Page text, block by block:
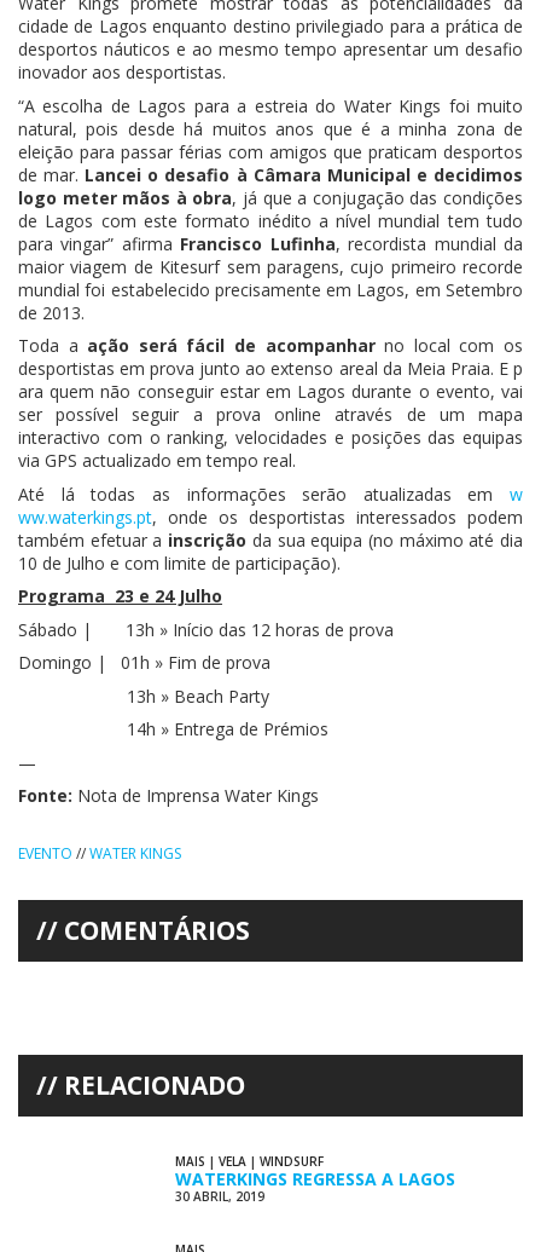
cidade de Lagos enquanto destino privilegiado para a prática de
desportos náuticos​ e ao mesmo tempo apresentar um d​esafio
inovador aos desportistas.​
“A escolha de Lagos para a estreia do Water Kings foi muito
natural, pois desde há muitos anos que é a minha zona de
eleição para passar férias com amigos que praticam desportos
de mar. Lancei o desafio à Câmara Municipal e decidimos
logo meter mãos à obra, já que a conjugação das condições
de Lagos com este formato inédito a nível mundial tem tudo
para vingar” ­​afirma Francisco Lufinha, recordista mundial da
maior viagem de Kitesurf sem paragens, cujo primeiro recorde
mundial foi estabelecido precisamente em Lagos, em Setembro
de 2013.
Toda a ação será fácil de acompanharno local com os
desportistas em prova junto ao extenso areal da Meia Praia. E p​
ara quem não conseguir estar em Lagos durante o evento, vai
ser possível ​seguir a prova online através de um mapa
interactivo com o ranking, velocidades e posições das equipas
via GPS actualizado em tempo real.
Até lá todas as informações serão atualizadas em w​
ww.waterkings.pt,​ onde os desportistas interessados podem
também efetuar a inscrição da sua equipa (no máximo​ até dia
10 de Julho ​e com limite de participação).
Programa ­ 23 e 24 Julho
Sábado | 13h » Início das 12 horas de prova
Domingo | 01h » Fim de prova
13h » Beach Party
14h » Entrega de Prémios
—
Fonte: Nota de Imprensa Water Kings
EVENTO //WATER KINGS
COMENTÁRIOS
RELACIONADO
MAIS | VELA | WINDSURF
WATERKINGS REGRESSA A LAGOS
30 ABRIL, 2019